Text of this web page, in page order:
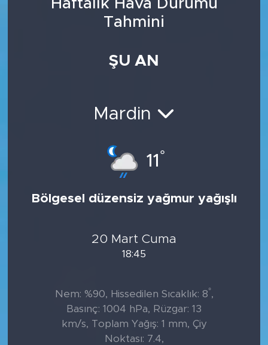
Haftalık Hava Durumu
Tahmini
ŞU AN
Mardin
11 °
Bölgesel düzensiz yağmur yağışlı
20 Mart Cuma
18:45
Nem: %90, Hissedilen Sıcaklık: 8°,
Basınç: 1004 hPa, Rüzgar: 13
km/s, Toplam Yağış: 1 mm, Çiy
Noktası: 7.4,